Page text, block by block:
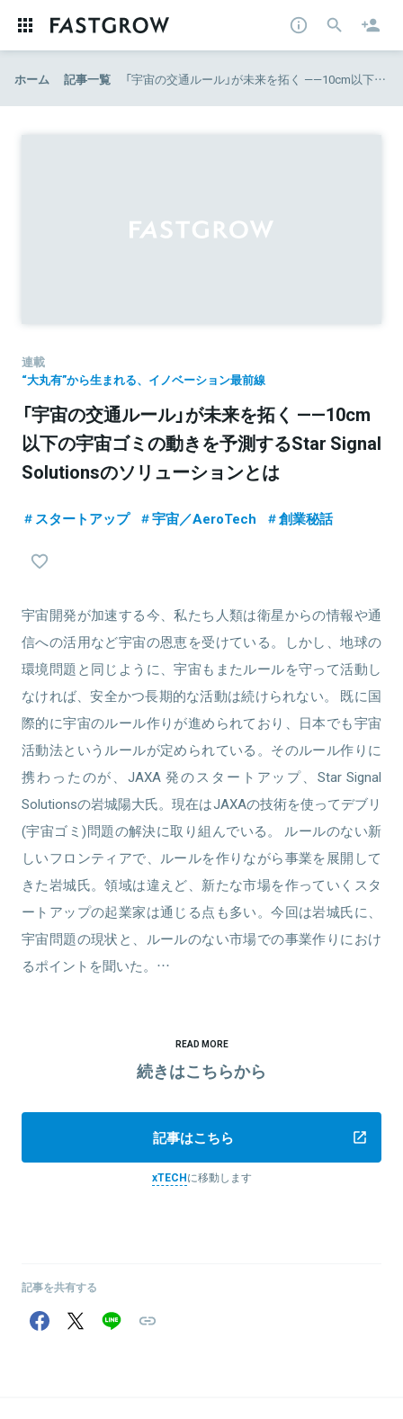
ホーム 記事一覧 「宇宙の交通ルール」が未来を拓く ——10cm以下の宇宙ゴミの動きを予測するStar Signal Solutionsのソリューションとは
連載
“大丸有”から生まれる、イノベーション最前線
「宇宙の交通ルール」が未来を拓く ——10cm
以下の宇宙ゴミの動きを予測するStar Signal
Solutionsのソリューションとは
スタートアップ 宇宙／AeroTech 創業秘話
宇宙開発が加速する今、私たち人類は衛星からの情報や通
信への活用など宇宙の恩恵を受けている。しかし、地球の
環境問題と同じように、宇宙もまたルールを守って活動し
なければ、安全かつ長期的な活動は続けられない。 既に国
際的に宇宙のルール作りが進められており、日本でも宇宙
活動法というルールが定められている。そのルール作りに
携わったのが、JAXA 発のスタートアップ、Star Signal
Solutionsの岩城陽大氏。現在はJAXAの技術を使ってデブリ
(宇宙ゴミ)問題の解決に取り組んでいる。 ルールのない新
しいフロンティアで、ルールを作りながら事業を展開して
きた岩城氏。領域は違えど、新たな市場を作っていくスタ
ートアップの起業家は通じる点も多い。今回は岩城氏に、
宇宙問題の現状と、ルールのない市場での事業作りにおけ
るポイントを聞いた。…
READ MORE
続きはこちらから
記事はこちら
xTECHに移動します
記事を共有する